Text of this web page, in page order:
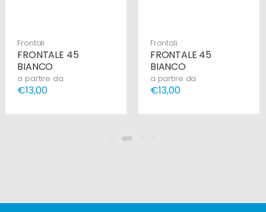
Frontali
FRONTALE 45
BIANCO
a partire da
€13,00
Frontali
FRONTALE 45
BIANCO
a partire da
€13,00